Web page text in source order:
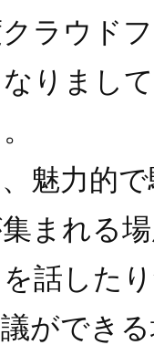
ラウド
りまし
魅力的
まれる
話した
ができ